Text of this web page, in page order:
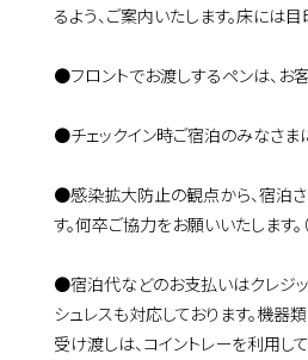
るよう、ご案内いたします。床には
●フロントでお渡しするペンは、お
●チェックイン時ご宿泊のみなさま
●感染拡大防止の観点から、宿泊
す。何卒ご協力をお願いいたします
●宿泊代などのお支払いはクレジッ
シュレスも対応しております。機器
受け渡しは、コイントレーを利用して